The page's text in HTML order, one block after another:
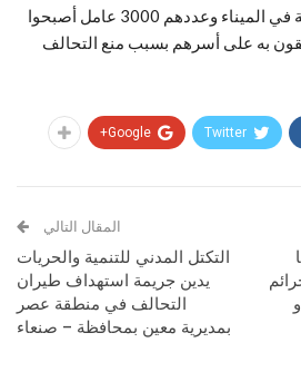
وأشار إلى أن عمال الأرصفة في الميناء وعددهم 3000 عامل أصبحوا
به على أسرهم بسبب منع التحالف
Twitter
Google+
وأطفال في 3 جرائم
المقال التالي
التكتل المدني للتنمية والحريات
يدين جريمة استهداف طيران
التحالف في منطقة عصر
بمديرية معين بمحافظة – صنعاء